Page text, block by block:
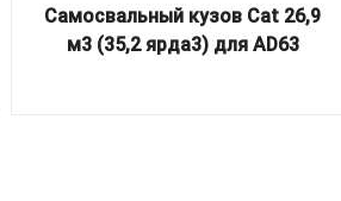
Самосвальный кузов Cat 26,9
м3 (35,2 ярда3) для AD63